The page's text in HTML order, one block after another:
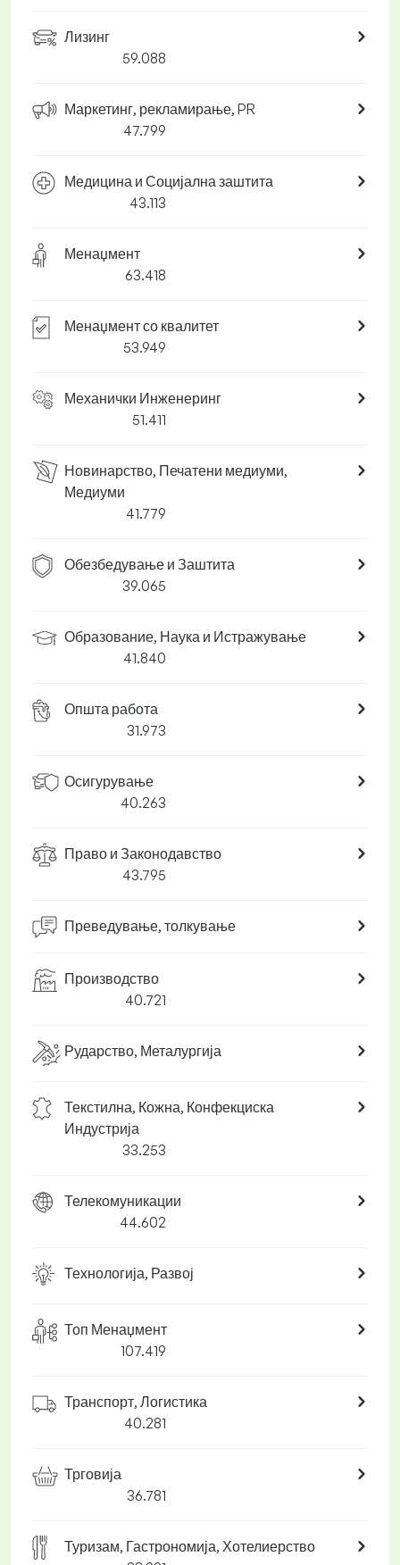
Лизинг
59.088
Маркетинг, рекламирање, PR
47.799
Медицина и Социјална заштита
43.113
Менаџмент
63.418
Менаџмент со квалитет
53.949
Механички Инженеринг
51.411
Новинарство, Печатени медиуми,
Медиуми
41.779
Обезбедување и Заштита
39.065
Образование, Наука и Истражување
41.840
Општа работа
31.973
Осигурување
40.263
Право и Законодавство
43.795
Преведување, толкување
Производство
40.721
Рударство, Металургија
Текстилна, Кожна, Конфекциска
Индустрија
33.253
Телекомуникации
44.602
Технологија, Развој
Топ Менаџмент
107.419
Транспорт, Логистика
40.281
Трговија
36.781
Туризам, Гастрономија, Хотелиерство